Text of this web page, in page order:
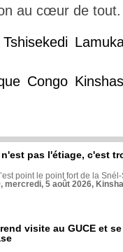
au cœur de tout.
Congo
pas l'étiage, c'est
point le point fort de la
mercredi, 5 août 2026,
visite au GUCE et